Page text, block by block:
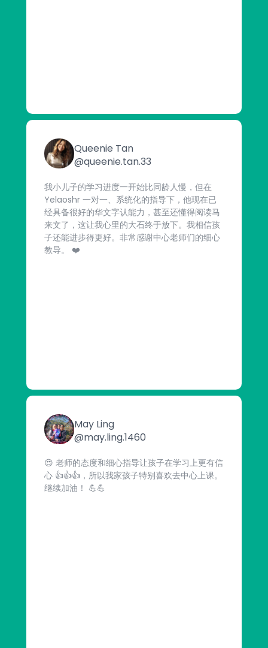
Queenie Tan
@queenie.tan.33
我小儿子的学习进度一开始比同龄人慢，但在
Yelaoshr 一对一、系统化的指导下，他现在已
经具备很好的华文字认能力，甚至还懂得阅读马
来文了，这让我心里的大石终于放下。我相信孩
子还能进步得更好。非常感谢中心老师们的细心
教导。 ❤️
May Ling
@may.ling.1460
😍 老师的态度和细心指导让孩子在学习上更有信
心 👍👍👍，所以我家孩子特别喜欢去中心上课。
继续加油！ 💪💪